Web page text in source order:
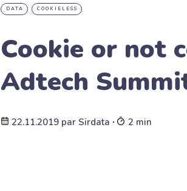
DATA COOKIELESS
Cookie or not
Adtech
22.11.2019 par Sirdata ∙ 2 min